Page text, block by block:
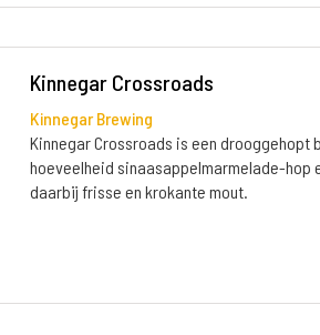
Kinnegar Crossroads
Kinnegar Brewing
Kinnegar Crossroads is een drooggehopt
hoeveelheid sinaasappelmarmelade-hop
daarbij frisse en krokante mout.